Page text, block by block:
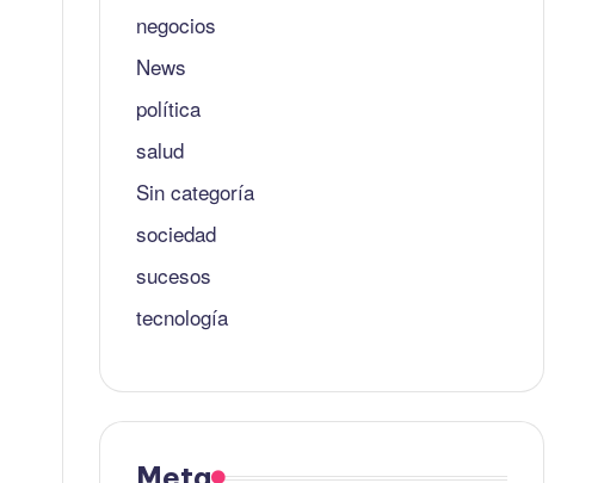
negocios
News
política
salud
Sin categoría
sociedad
sucesos
tecnología